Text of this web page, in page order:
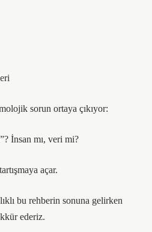
sorun ortaya çıkıyor:
İnsan mı, veri mi?
açar.
bu rehberin sonuna gelirken
ederiz.